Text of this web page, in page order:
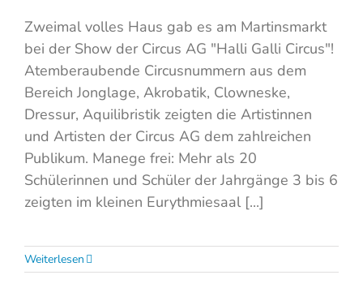
Zweimal volles Haus gab es am Martinsmarkt
bei der Show der Circus AG "Halli Galli Circus"!
Atemberaubende Circusnummern aus dem
Bereich Jonglage, Akrobatik, Clowneske,
Dressur, Aquilibristik zeigten die Artistinnen
und Artisten der Circus AG dem zahlreichen
Publikum. Manege frei: Mehr als 20
Schülerinnen und Schüler der Jahrgänge 3 bis 6
zeigten im kleinen Eurythmiesaal [...]
Weiterlesen